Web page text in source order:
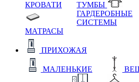
КРОВАТИ
МАТРАСЫ
ТУМБЫ
ГАРДЕРОБНЫЕ
СИСТЕМЫ
ПРИХОЖАЯ
МАЛЕНЬКИЕ